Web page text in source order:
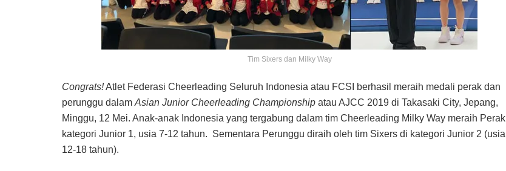
Tim Sixers dan Milky Way
Congrats!Atlet Federasi Cheerleading Seluruh Indonesia atau FCSI berhasil meraih medali perak dan
perunggu dalam Asian Junior Cheerleading Championship atau AJCC 2019 di Takasaki City, Jepang,
Minggu, 12 Mei. Anak-anak Indonesia yang tergabung dalam tim Cheerleading Milky Way meraih Perak
kategori Junior 1, usia 7-12 tahun. Sementara Perunggu diraih oleh tim Sixers di kategori Junior 2 (usia
12-18 tahun).